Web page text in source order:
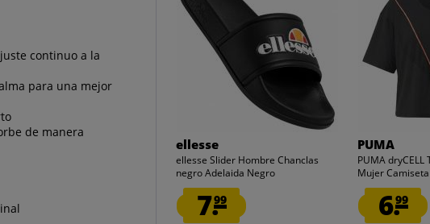
continuo a la
para una mejor
de manera
ellesse
ellesse Slider Hombre Chanclas
negro Adelaida Negro
7.99
PUMA
PUMA dryCELL
Mujer
6.99